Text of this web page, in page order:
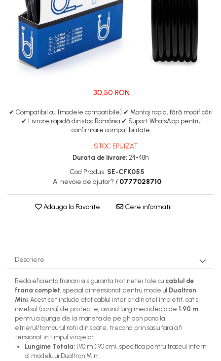
Etrieri
https://www.doctortrotineta.ro/lumini
Stop trotineta
Faruri
https://www.doctortrotineta.ro/cadru
Suruburi
Suspensie
30,50 RON
✔ Compatibil cu: [modele compatibile] ✔ Montaj rapid, fără modificări
✔ Livrare rapidă din stoc România ✔ Suport WhatsApp pentru
confirmare compatibilitate
STOC EPUIZAT
Durata de livrare: 24-48h
Cod Produs: SE-CFK055
Ai nevoie de ajutor? / 0777028710
Adauga la Favorite Cere informatii
Descriere
Reda eficienta franarii si siguranta trotinetei tale cu cablul de
frana complet, special dimensionat pentru modelul Dualtron
Mini. Acest set include atat cablul interior din otel impletit, cat si
invelisul (cama) de protectie, avand lungimea ideala de 1.90 m
pentru a ajunge de la maneta de pe ghidon pana la
etrierul/tamburul rotii din spate, trecand prin sasiu fara a fi
tensionat in timpul virajelor.
Lungime Totala: 1.90 m (190 cm), specifica pentru traseul intern
al modelului Dualtron Mini.